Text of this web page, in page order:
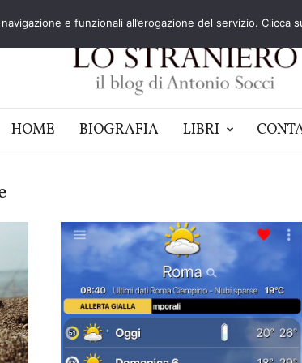
HOME BIOGRAFIA LIBRI
e funzionali all’erogazione del servizio. Clicca